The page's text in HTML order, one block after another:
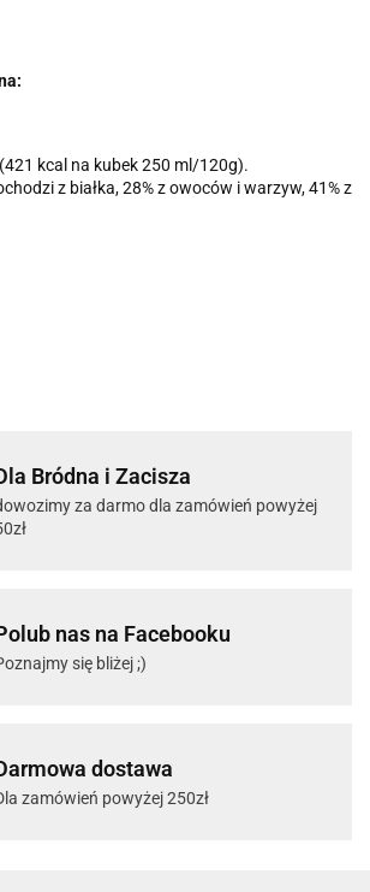
kcal na kubek 250 ml/120g).
z białka, 28% z owoców i warzyw, 41% z
Bródna i Zacisza
za darmo dla zamówień powyżej
nas na Facebooku
się bliżej ;)
dostawa
zamówień powyżej 250zł